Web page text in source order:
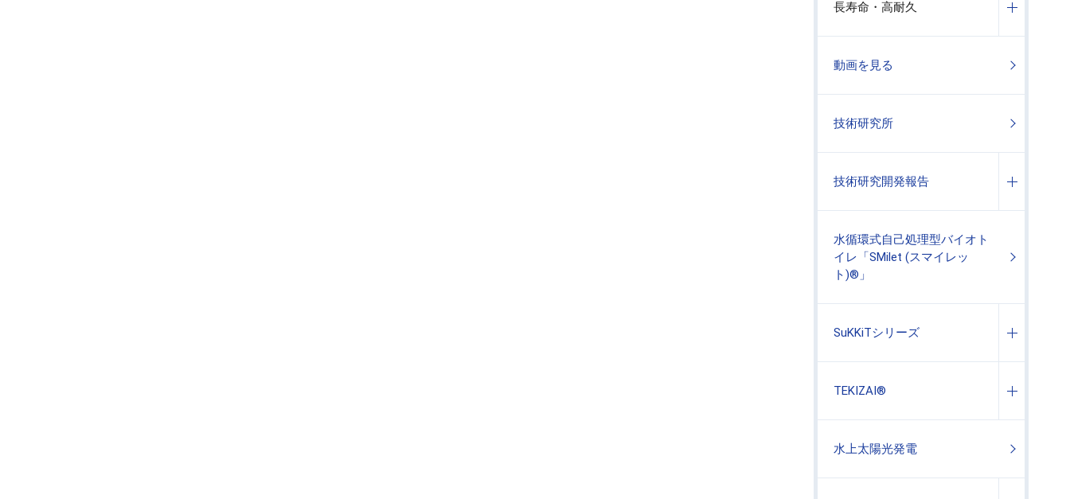
長寿命・高耐久
動画を見る
技術研究所
技術研究開発報告
水循環式自己処理型バイオト
イレ「SMilet (スマイレッ
ト)®」
SuKKiTシリーズ
TEKIZAI®
水上太陽光発電